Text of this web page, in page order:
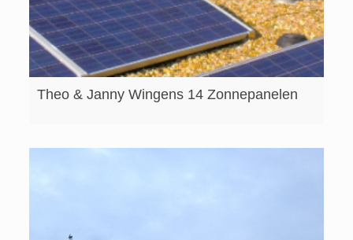
Theo & Janny Wingens 14 Zonnepanelen